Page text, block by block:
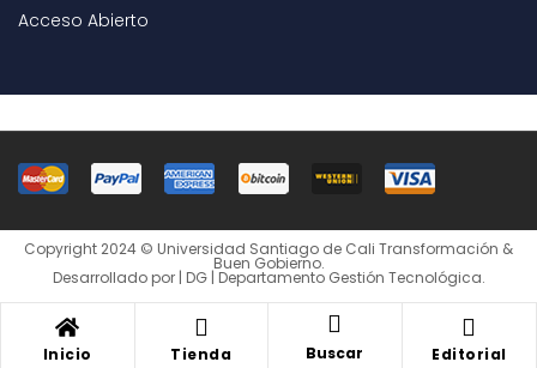
Inicio Tienda Buscar Editorial
Acceso Abierto
Copyright 2024 © Universidad Santiago de Cali Transformación &
Buen Gobierno.
Desarrollado por | DG | Departamento Gestión Tecnológica.